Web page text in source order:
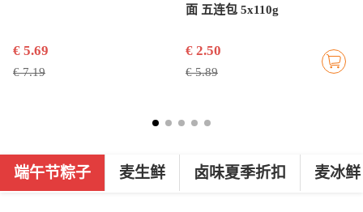
€ 5.69
€ 7.19
面 五连包 5x110g
€ 2.50
€ 5.89
端午节粽子 麦生鲜 卤味夏季折扣 麦冰鲜